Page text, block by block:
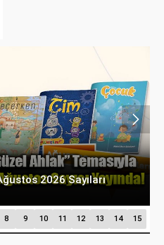
2026 Sayıları
8 9 10 11 12 13 14 15